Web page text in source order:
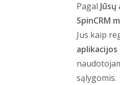
Pagal
SpinCRM
Jus kaip
sąlygomis.